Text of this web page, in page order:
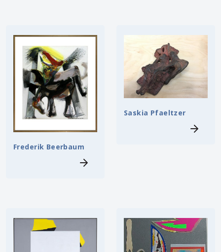
Frederik Beerbaum
Saskia Pfaeltzer